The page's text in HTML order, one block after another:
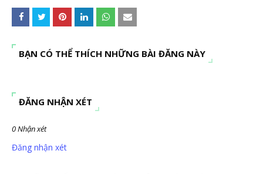
BẠN CÓ THỂ THÍCH NHỮNG BÀI ĐĂNG NÀY
ĐĂNG NHẬN XÉT
0 Nhận xét
Đăng nhận xét